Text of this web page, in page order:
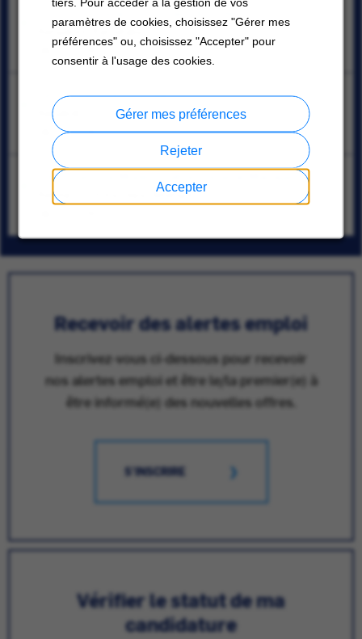
paramètres de cookies, choisissez "Gérer mes
préférences" ou, choisissez "Accepter" pour
consentir à l'usage des cookies.
Accepter
Rejeter
Gérer mes préférences
OTC Functional Consultant/Architect
Bangalore, Karnataka
08/10/2026
Senior Service Engineer
Bangkok
08/10/2026
HVAC Service Modernization General Manager
Bandar Puchong Jaya, Selangor
Recevoir des alertes emploi
Inscrivez-vous ci-dessous pour recevoir
nos alertes emploi et être le/la premier(e) à
être informé(e) des nouvelles offres.
S'INSCRIRE
Vérifier le statut de ma
candidature